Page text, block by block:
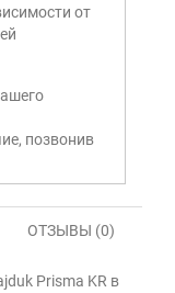
от
позвонив
ОТЗЫВЫ (0)
Prisma KR в